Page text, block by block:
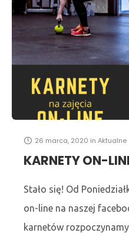
26 marca, 2020 in Aktualne
KARNETY ON-
Stało się! Od
on-line na naszej
karnetów